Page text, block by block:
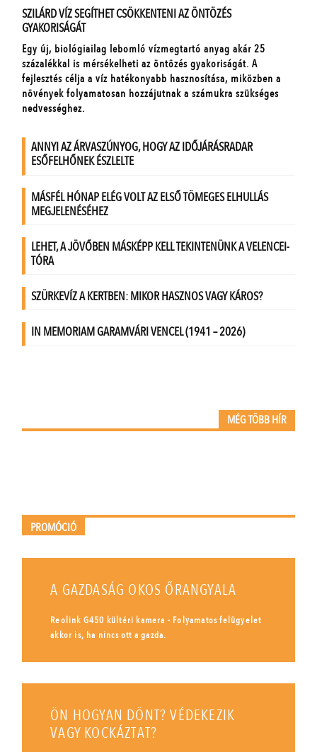
MÉG TÖBB HÍR
PROMÓCIÓ
A GAZDASÁG OKOS ŐRANGYALA
Reolink G450 kültéri kamera - Folyamatos felügyelet
akkor is, ha nincs ott a gazda.
ÖN HOGYAN DÖNT? VÉDEKEZIK
VAGY KOCKÁZTAT?